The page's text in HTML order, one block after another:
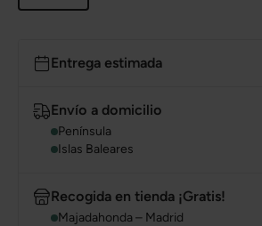
Entrega estimada
Envío a domicilio
Península
Islas Baleares
Recogida en tienda ¡Gratis!
Majadahonda – Madrid